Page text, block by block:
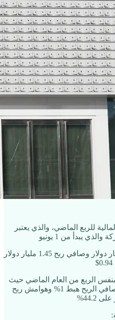
للربع الماضي، والذي يعتبر
الشركة حققت إيرادات 12.9 مليار دولار وصافي ربح 1.45 مليار دولار
بنفس الربع من العام الماضي حيث
أن الإيرادات ارتفعت 2% ولكن صافي الربح هبط 1% وهوامش ربح